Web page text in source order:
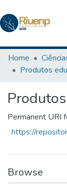
Communities &
The Repository
Home
Produtos
Permanent URI
https://
Browse